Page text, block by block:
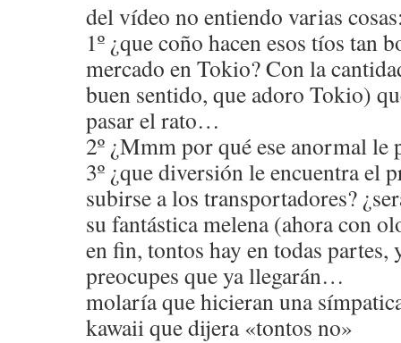
del vídeo no entiendo varias
1º ¿que coño hacen esos tíos tan
mercado en Tokio? Con la
buen sentido, que adoro Tokio)
pasar el rato…
2º ¿Mmm por qué ese anormal le
3º ¿que diversión le encuentra el
subirse a los transportadores?
su fantástica melena (ahora con
en fin, tontos hay en todas partes,
preocupes que ya llegarán…
molaría que hicieran una
kawaii que dijera «tontos no»